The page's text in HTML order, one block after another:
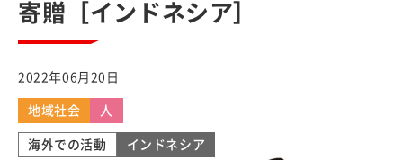
寄贈［インドネシア］
2022年06月20日
地域社会 人
海外での活動 インドネシア